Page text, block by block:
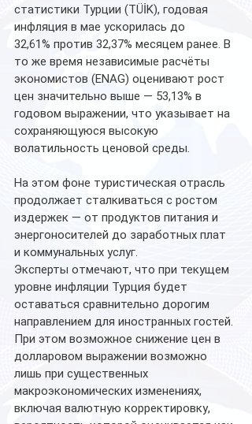
статистики Турции (TÜİK), годовая
инфляция в мае ускорилась до
32,61% против 32,37% месяцем ранее. В
то же время независимые расчёты
экономистов (ENAG) оценивают рост
цен значительно выше — 53,13% в
годовом выражении, что указывает на
сохраняющуюся высокую
волатильность ценовой среды.
На этом фоне туристическая отрасль
продолжает сталкиваться с ростом
издержек — от продуктов питания и
энергоносителей до заработных плат
и коммунальных услуг.
Эксперты отмечают, что при текущем
уровне инфляции Турция будет
оставаться сравнительно дорогим
направлением для иностранных гостей.
При этом возможное снижение цен в
долларовом выражении возможно
лишь при существенных
макроэкономических изменениях,
включая валютную корректировку,